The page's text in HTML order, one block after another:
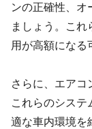
ンの正確性、オ
ましょう。こ
用が高額になる
さらに、エアコ
これらのシステ
適な車内環境を